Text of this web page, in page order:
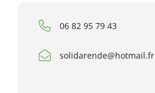
06 82 95 79 43
solidarende@hotmail.fr